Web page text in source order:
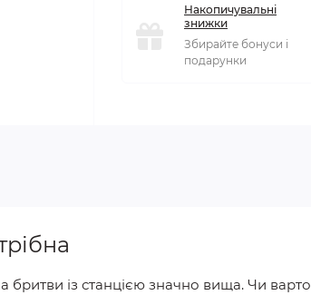
Накопичувальні
знижки
Збирайте бонуси і
подарунки
бритви із станцією значно вища. Чи варто